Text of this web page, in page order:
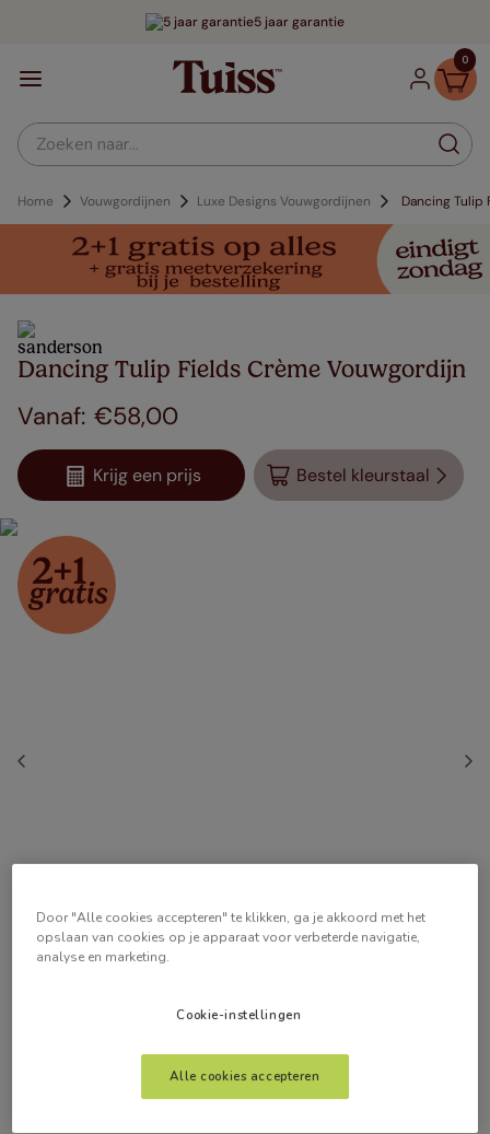
5 jaar garantie
0
Zoeken naar...
Home Vouwgordijnen Luxe Designs Vouwgordijnen Dancing Tulip
Dancing Tulip Fields Crème Vouwgordijn
€58,00
Krijg een prijs Bestel kleurstaal
Door "Alle cookies accepteren" te klikken, ga je akkoord met het
opslaan van cookies op je apparaat voor verbeterde navigatie,
analyse en marketing.
Cookie-instellingen
Alle cookies accepteren